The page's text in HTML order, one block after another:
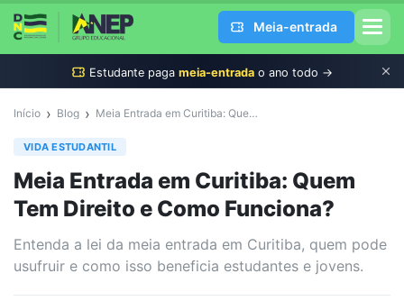
Meia-entrada
Estudante paga meia-entrada o ano todo →
Início › Blog › Meia Entrada em Curitiba: Quem Tem Direito e Como Funciona?
VIDA ESTUDANTIL
Meia Entrada em Curitiba: Quem
Tem Direito e Como Funciona?
Entenda a lei da meia entrada em Curitiba, quem pode
usufruir e como isso beneficia estudantes e jovens.